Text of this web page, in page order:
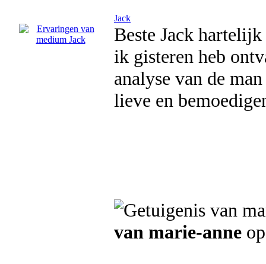
Jack
Beste Jack
ik gisteren heb
analyse van de
lieve en
van marie-anne